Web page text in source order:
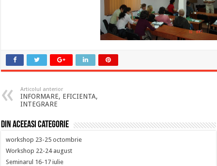
Articolul anterior
INFORMARE, EFICIENTA,
INTEGRARE
Din aceeasi categorie
workshop 23-25 octombrie
Workshop 22-24 august
Seminarul 16-17 iulie